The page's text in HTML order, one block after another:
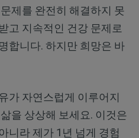
제를 완전히 해결하지 못
고 지속적인 건강 문제로
합니다. 하지만 희망은 바
가 자연스럽게 이루어지
을 상상해 보세요. 이것은
니라 제가 1년 넘게 경험